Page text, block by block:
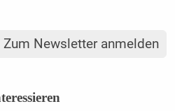
Zum Newsletter anmelden